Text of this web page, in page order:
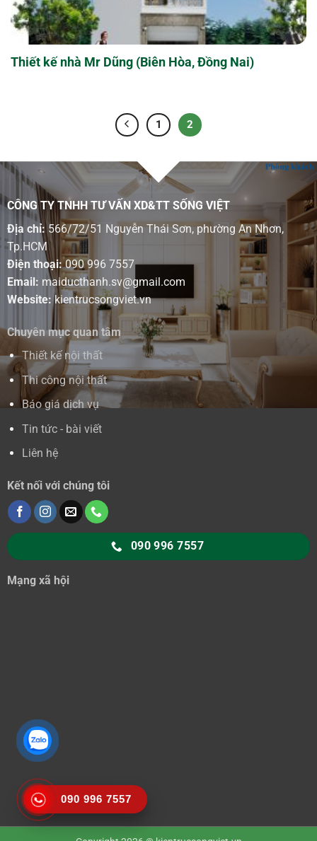
Thiết kế nhà Mr Dũng (Biên Hòa, Đồng Nai)
1 2
CÔNG TY TNHH TƯ VẤN XD&TT SỐNG VIỆT
Địa chỉ:566/72/51 Nguyễn Thái Sơn, phường An Nhơn,
Tp.HCM
Điện thoại:090 996 7557
Email: maiducthanh.sv@gmail.com
Website:kientrucsongviet.vn
Chuyên mục quan tâm
Thiết kế nội thất
Thi công nội thất
Báo giá dịch vụ
Tin tức - bài viết
Liên hệ
Kết nối với chúng tôi
090 996 7557
Mạng xã hội
090 996 7557